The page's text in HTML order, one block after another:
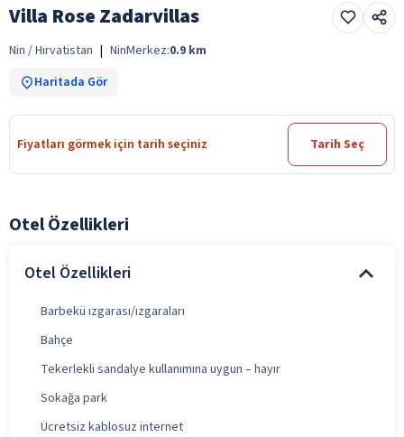
Villa Rose Zadarvillas
Nin / Hırvatistan | NinMerkez:0.9 km
Haritada Gör
Fiyatları görmek için tarih seçiniz Tarih Seç
Otel Özellikleri
Otel Özellikleri
Barbekü ızgarası/ızgaraları
Bahçe
Tekerlekli sandalye kullanımına uygun – hayır
Sokağa park
Ücretsiz kablosuz internet